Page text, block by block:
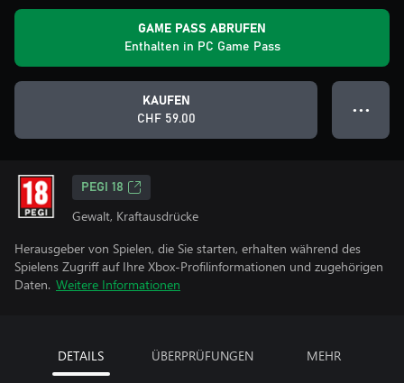
GAME PASS ABRUFEN
Enthalten in PC Game Pass
KAUFEN
CHF 59.00
● ● ●
PEGI 18
Gewalt, Kraftausdrücke
Herausgeber von Spielen, die Sie starten, erhalten während des
Spielens Zugriff auf Ihre Xbox-Profilinformationen und zugehörigen
Daten. Weitere Informationen
DETAILS ÜBERPRÜFUNGEN MEHR